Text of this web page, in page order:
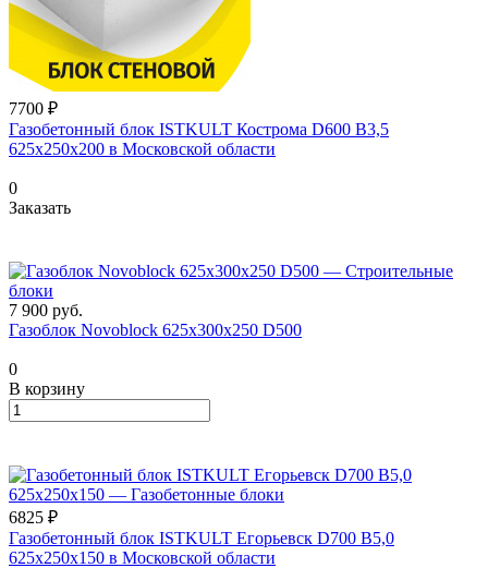
7700 ₽
Газобетонный блок ISTKULT Кострома D600 B3,5
625x250x200 в Московской области
0
Заказать
7 900 руб.
Газоблок Novoblock 625х300х250 D500
0
В корзину
6825 ₽
Газобетонный блок ISTKULT Егорьевск D700 B5,0
625x250x150 в Московской области